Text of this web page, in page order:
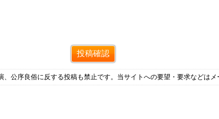
公序良俗に反する投稿も禁止です。当サイトへの要望・要求などは